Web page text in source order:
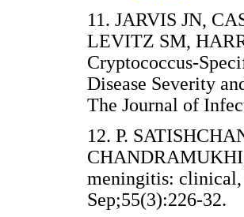
11. JARVIS JN,
LEVITZ SM,
Cryptococcus-
Disease Severity
The Journal of
12. P.
meningitis: clinical,
Sep;55(3):226-